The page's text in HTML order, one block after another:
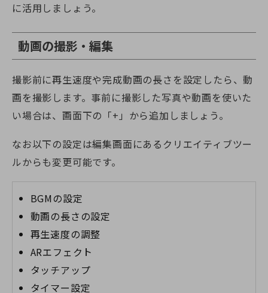
に活用しましょう。
動画の撮影・編集
撮影前に再生速度や完成動画の長さを設定したら、動
画を撮影します。事前に撮影した写真や動画を使いた
い場合は、画面下の「+」から追加しましょう。
なお以下の設定は編集画面にあるクリエイティブツー
ルからも変更可能です。
BGMの設定
動画の長さの設定
再生速度の調整
ARエフェクト
タッチアップ
タイマー設定